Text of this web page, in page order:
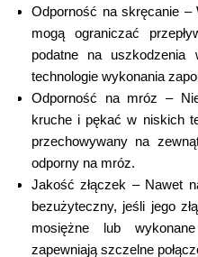
Odporność na skręcanie –
mogą ograniczać
podatne na uszkodzenia
technologie wykonania
Odporność na mróz –
kruche i pękać w niskich
przechowywany na
odporny na mróz.
Jakość złączek – Nawet
bezużyteczny, jeśli jego
mosiężne lub
zapewniają szczelne